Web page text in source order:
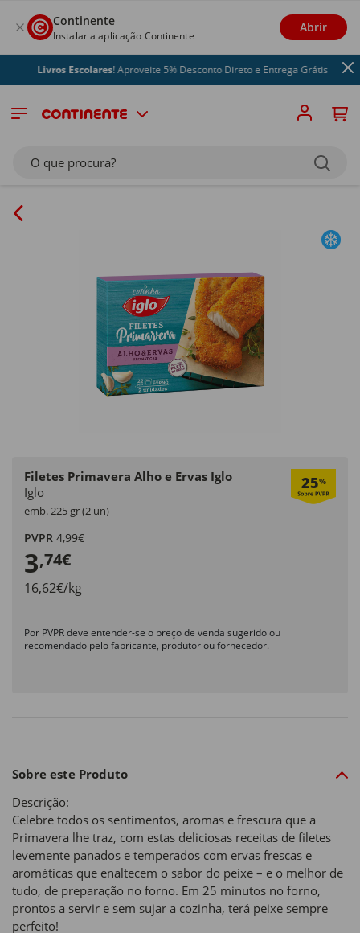
Continente
Instalar a aplicação Continente
Abrir
Livros Escolares! Aproveite 5% Desconto Direto e Entrega Grátis
O que procura?
Filetes Primavera Alho e Ervas Iglo 25%
Iglo
emb. 225 gr (2 un)
PVPR 4,99€
3,74€
16,62€/kg
Por PVPR deve entender-se o preço de venda sugerido ou
recomendado pelo fabricante, produtor ou fornecedor.
Sobre este Produto
Descrição:
Celebre todos os sentimentos, aromas e frescura que a
Primavera lhe traz, com estas deliciosas receitas de filetes
levemente panados e temperados com ervas frescas e
aromáticas que enaltecem o sabor do peixe – e o melhor de
tudo, de preparação no forno. Em 25 minutos no forno,
prontos a servir e sem sujar a cozinha, terá peixe sempre
perfeito!